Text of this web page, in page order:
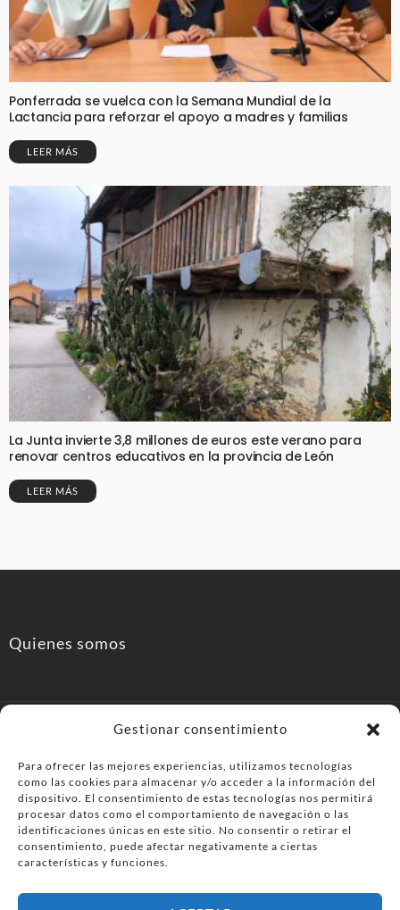
Gestionar consentimiento
Para ofrecer las mejores experiencias, utilizamos tecnologías
como las cookies para almacenar y/o acceder a la información del
dispositivo. El consentimiento de estas tecnologías nos permitirá
procesar datos como el comportamiento de navegación o las
identificaciones únicas en este sitio. No consentir o retirar el
consentimiento, puede afectar negativamente a ciertas
características y funciones.
Ponferrada se vuelca con la Semana Mundial de la
Lactancia para reforzar el apoyo a madres y familias
LEER MÁS
La Junta invierte 3,8 millones de euros este verano para
renovar centros educativos en la provincia de León
LEER MÁS
Quienes somos
PonferradaHoy.com
Agenda de eventos y planes en el Bierzo. información,
ocio, cultura y gastronomía en Ponferrada y la